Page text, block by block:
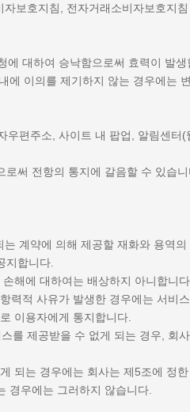
보호지침, 전자거래소비자보호지
대하여 승낙함으로써 효력이 발생
이의를 제기하지 않는 경우에는
편주소, 사이트 내 팝업, 알림센
써 전항의 통지에 갈음할 수 있습
계약에 의해 제공할 재화와 용역
지합니다.
해에 대하여는 배상하지 아니합니다.
적 사유가 발생한 경우에는 서비
이용자에게 통지합니다.
를 제공받을 수 없게 되는 경우, 회
되는 경우에는 회사는 제5조에 정
경우에는 그러하지 않습니다.